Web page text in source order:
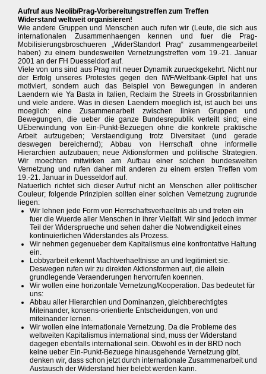
Aufruf aus Neolib/Prag-Vorbereitungstreffen zum Treffen
Widerstand weltweit organisieren!
Wie andere Gruppen und Menschen auch rufen wir (Leute, die sich aus
internationalen Zusammenhaengen kennen und fuer die Prag-
Mobilisierungsbroschueren „WiderStandort Prag“ zusammengearbeitet
haben) zu einem bundesweiten Vernetzungstreffen vom 19.-21. Januar
2001 an der FH Duesseldorf auf.
Viele von uns sind aus Prag mit neuer Dynamik zurueckgekehrt. Nicht nur
der Erfolg unseres Protestes gegen den IWF/Weltbank-Gipfel hat uns
motiviert, sondern auch das Beispiel von Bewegungen in anderen
Laendern wie Ya Basta in Italien, Reclaim the Streets in Grossbritannien
und viele andere. Was in diesen Laendern moeglich ist, ist auch bei uns
moeglich: eine Zusammenarbeit zwischen linken Gruppen und
Bewegungen, die ueber die ganze Bundesrepublik verteilt sind; eine
UEberwindung von Ein-Punkt-Bezuegen ohne die konkrete praktische
Arbeit aufzugeben; Verstaendigung trotz Diversitaet (und gerade
deswegen bereichernd); Abbau von Herrschaft ohne informelle
Hierarchien aufzubauen; neue Aktionsformen und politische Strategien.
Wir moechten mitwirken am Aufbau einer solchen bundesweiten
Vernetzung und rufen daher mit anderen zu einem ersten Treffen vom
19.-21. Januar in Duesseldorf auf.
Natuerlich richtet sich dieser Aufruf nicht an Menschen aller politischer
Couleur; folgende Prinzipien sollten einer solchen Vernetzung zugrunde
liegen:
Wir lehnen jede Form von Herrschaftsverhaeltnis ab und treten ein
fuer die Wuerde aller Menschen in ihrer Vielfalt. Wir sind jedoch immer
Teil der Widersprueche und sehen daher die Notwendigkeit eines
kontinuierlichen Widerstandes als Prozess.
Wir nehmen gegenueber dem Kapitalismus eine konfrontative Haltung
ein.
Lobbyarbeit erkennt Machtverhaeltnisse an und legitimiert sie.
Deswegen rufen wir zu direkten Aktionsformen auf, die allein
grundlegende Veraenderungen hervorrufen koennen.
Wir wollen eine horizontale Vernetzung/Kooperation. Das bedeutet für
uns:
Abbau aller Hierarchien und Dominanzen, gleichberechtigtes
Miteinander, konsens-orientierte Entscheidungen, von und
miteinander lernen.
Wir wollen eine internationale Vernetzung. Da die Probleme des
weltweiten Kapitalismus international sind, muss der Widerstand
dagegen ebenfalls international sein. Obwohl es in der BRD noch
keine ueber Ein-Punkt-Bezuege hinausgehende Vernetzung gibt,
denken wir, dass schon jetzt durch internationale Zusammenarbeit und
Austausch der Widerstand hier belebt werden kann.